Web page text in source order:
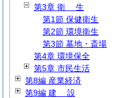
第3章 衛 生
第1節 保健衛生
第2節 環境衛生
第3節 墓地・斎場
第4章 環境保全
第5章 市民生活
第8編 産業経済
第9編 建 設